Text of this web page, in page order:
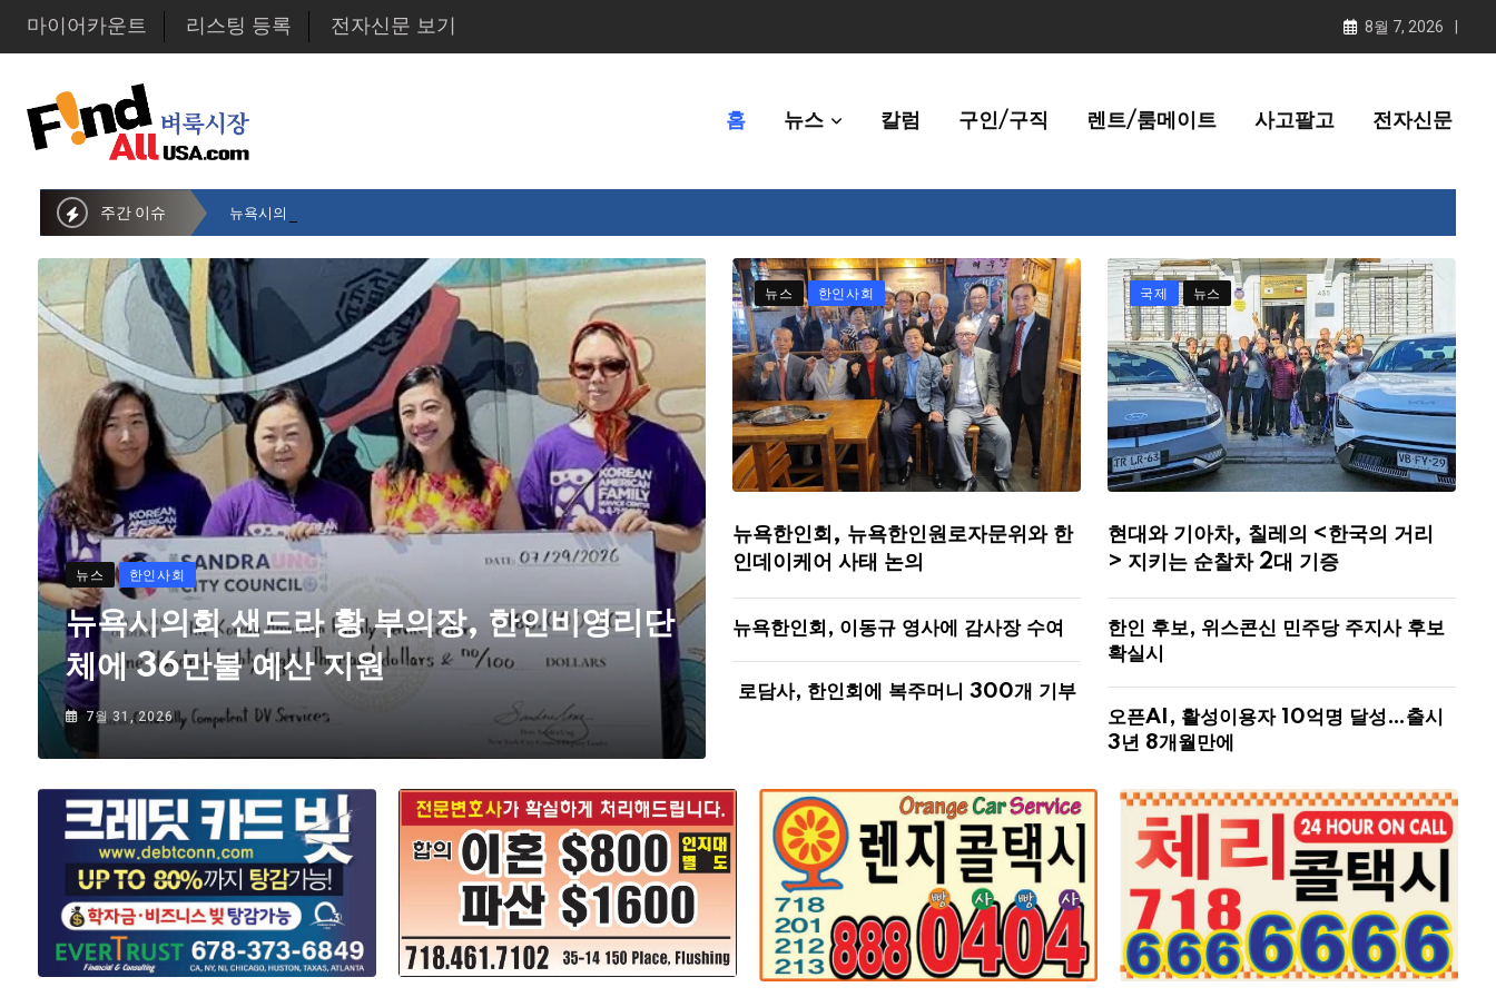
마이어카운트 리스팅 등록 전자신문 보기 8월 7, 2026
홈 뉴스 칼럼 구인/구직 렌트/룸메이트 사고팔고 전자신문
주간 이슈 뉴욕시의회 샌드라 황 부의장, 한인비영리단체에 36만불 예산 지원
뉴스 한인사회
뉴욕시의회 샌드라 황 부의장, 한인비영리단
체에 36만불 예산 지원
7월 31, 2026
뉴스 한인사회
뉴욕한인회, 뉴욕한인원로자문위와 한
인데이케어 사태 논의
뉴욕한인회, 이동규 영사에 감사장 수여
로담사, 한인회에 복주머니 300개 기부
국제 뉴스
현대와 기아차, 칠레의 <한국의 거리
> 지키는 순찰차 2대 기증
한인 후보, 위스콘신 민주당 주지사 후보
확실시
오픈AI, 활성이용자 10억명 달성…출시
3년 8개월만에